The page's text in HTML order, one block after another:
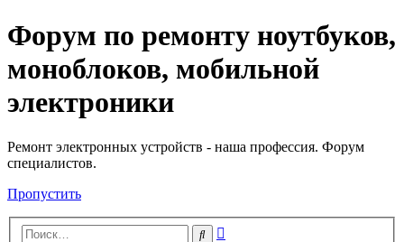
Регистрация
Форум по ремонту ноутбуков,
моноблоков, мобильной
электроники
Ремонт электронных устройств - наша профессия. Форум
специалистов.
Пропустить
Поиск